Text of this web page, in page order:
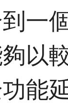
一
以
能